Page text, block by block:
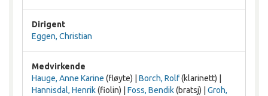
Dirigent
Eggen, Christian
Medvirkende
Hauge, Anne Karine (fløyte) | Borch, Rolf(klarinett) |
Hannisdal, Henrik(fiolin) | Foss, Bendik(bratsj) | Groh,